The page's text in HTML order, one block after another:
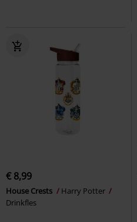
€ 8,99
House Crests
Harry Potter
Drinkfles